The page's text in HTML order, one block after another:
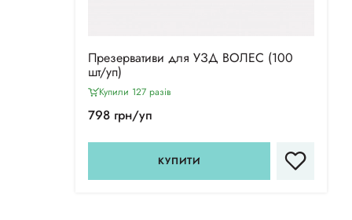
Презервативи для УЗД ВОЛЕС (100
шт/уп)
Купили 127 разiв
798 грн/уп
КУПИТИ